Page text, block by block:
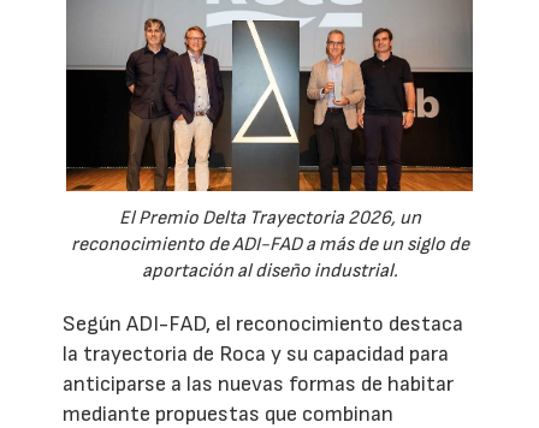
El Premio Delta Trayectoria 2026, un
reconocimiento de ADI-FAD a más de un siglo de
aportación al diseño industrial.
Según ADI-FAD, el reconocimiento destaca
la trayectoria de Roca y su capacidad para
anticiparse a las nuevas formas de habitar
mediante propuestas que combinan